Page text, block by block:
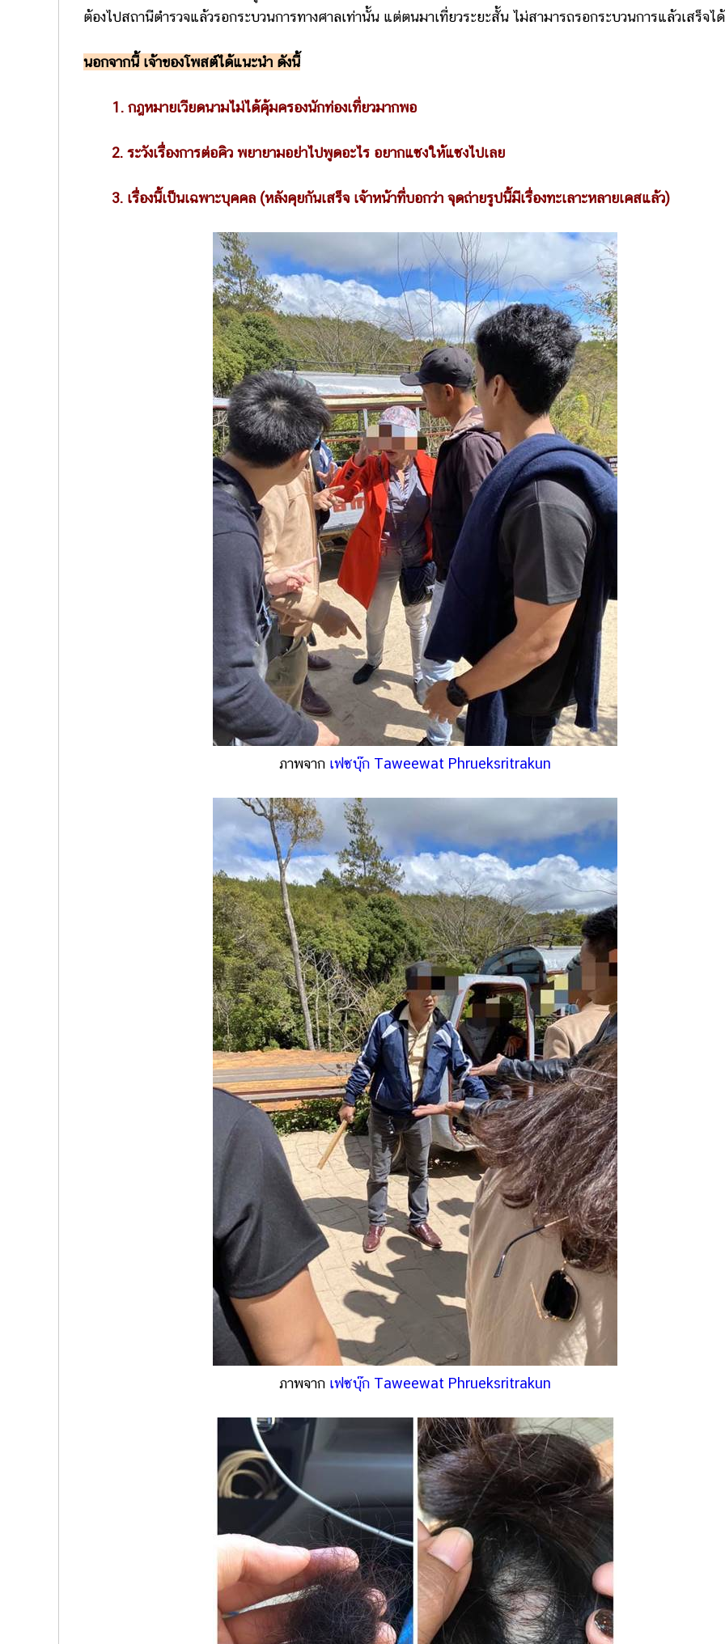
ต้องไปสถานีตำรวจแล้วรอกระบวนการทางศาลเท่านั้น แต่ตนมาเที่ยวระยะสั้น ไม่สามารถรอกระบวนการแล้วเสร็จได้
นอกจากนี้ เจ้าของโพสต์ได้แนะนำ ดังนี้
1. กฎหมายเวียดนามไม่ได้คุ้มครองนักท่องเที่ยวมากพอ
2. ระวังเรื่องการต่อคิว พยายามอย่าไปพูดอะไร อยากแซงให้แซงไปเลย
3. เรื่องนี้เป็นเฉพาะบุคคล (หลังคุยกันเสร็จ เจ้าหน้าที่บอกว่า จุดถ่ายรูปนี้มีเรื่องทะเลาะหลายเคสแล้ว)
ภาพจาก เฟซบุ๊ก Taweewat Phrueksritrakun
ภาพจาก เฟซบุ๊ก Taweewat Phrueksritrakun